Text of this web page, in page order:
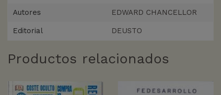
Autores EDWARD CHANCELLOR
Editorial DEUSTO
Productos relacionados